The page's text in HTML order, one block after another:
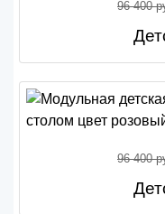
96 400
96 400